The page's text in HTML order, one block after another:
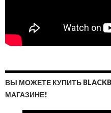
ВЫ МОЖЕТЕ КУПИТЬ
МАГАЗИНЕ!